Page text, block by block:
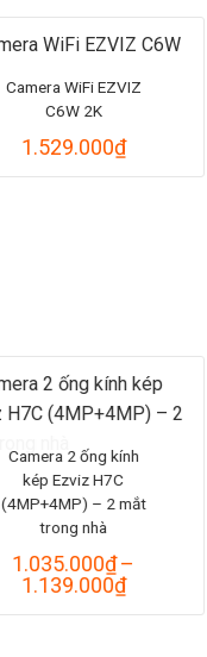
Camera WiFi EZVIZ
C6W 2K
1.529.000₫
Camera 2 ống kính
kép Ezviz H7C
(4MP+4MP) – 2 mắt
trong nhà
1.035.000₫–
1.139.000₫Khoảng
giá: